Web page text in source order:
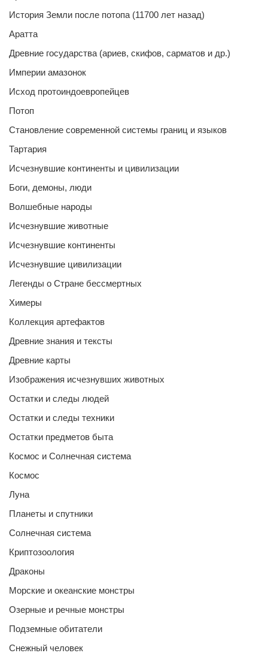
История Земли после потопа (11700 лет назад)
Аратта
Древние государства (ариев, скифов, сарматов и др.)
Империи амазонок
Исход протоиндоевропейцев
Потоп
Становление современной системы границ и языков
Тартария
Исчезнувшие континенты и цивилизации
Боги, демоны, люди
Волшебные народы
Исчезнувшие животные
Исчезнувшие континенты
Исчезнувшие цивилизации
Легенды о Стране бессмертных
Химеры
Коллекция артефактов
Древние знания и тексты
Древние карты
Изображения исчезнувших животных
Остатки и следы людей
Остатки и следы техники
Остатки предметов быта
Космос и Солнечная система
Космос
Луна
Планеты и спутники
Солнечная система
Криптозоология
Драконы
Морские и океанские монстры
Озерные и речные монстры
Подземные обитатели
Снежный человек